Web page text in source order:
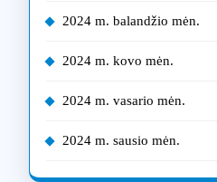
2024 m. balandžio mėn.
2024 m. kovo mėn.
2024 m. vasario mėn.
2024 m. sausio mėn.